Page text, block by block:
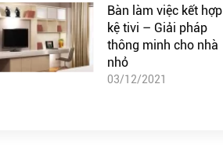
Bàn làm việc kết hợp
kệ tivi – Giải pháp
thông minh cho nhà
nhỏ
03/12/2021